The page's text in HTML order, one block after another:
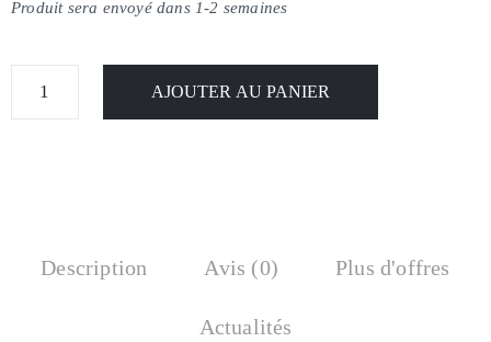
Produit sera envoyé dans 1-2 semaines
AJOUTER AU PANIER
Description Avis (0) Plus d'offres
Actualités